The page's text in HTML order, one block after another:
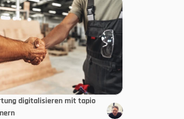
digitalisieren mit tapio